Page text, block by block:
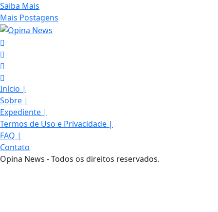
Saiba Mais
Mais Postagens
Início |
Sobre |
Expediente |
Termos de Uso e Privacidade |
FAQ |
Contato
Opina News - Todos os direitos reservados.